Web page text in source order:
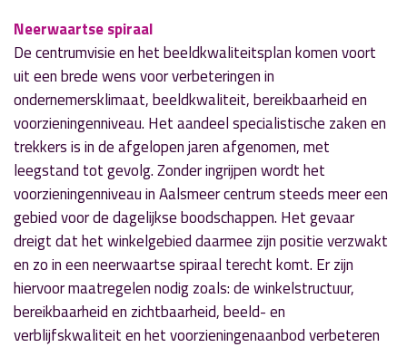
Neerwaartse spiraal
De centrumvisie en het beeldkwaliteitsplan komen voort
uit een brede wens voor verbeteringen in
ondernemersklimaat, beeldkwaliteit, bereikbaarheid en
voorzieningenniveau. Het aandeel specialistische zaken en
trekkers is in de afgelopen jaren afgenomen, met
leegstand tot gevolg. Zonder ingrijpen wordt het
voorzieningenniveau in Aalsmeer centrum steeds meer een
gebied voor de dagelijkse boodschappen. Het gevaar
dreigt dat het winkelgebied daarmee zijn positie verzwakt
en zo in een neerwaartse spiraal terecht komt. Er zijn
hiervoor maatregelen nodig zoals: de winkelstructuur,
bereikbaarheid en zichtbaarheid, beeld- en
verblijfskwaliteit en het voorzieningenaanbod verbeteren